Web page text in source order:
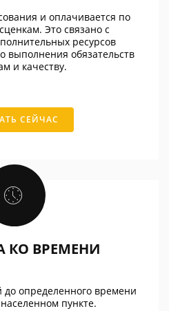
и оплачивается по
Это связано с
ресурсов
выполнения обязательств
и качеству.
СЕЙЧАС
КО ВРЕМЕНИ
до определенного времени
пункте.